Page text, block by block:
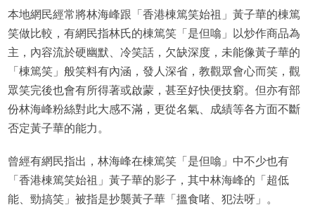
本地網民經常將林海峰跟「香港棟篤笑始祖」黃子華的棟篤
笑做比較，有網民指林氏的棟篤笑「是但噏」以炒作商品為
主，內容流於硬幽默、冷笑話，欠缺深度，未能像黃子華的
「棟篤笑」般笑料有內涵，發人深省，教觀眾會心而笑，觀
眾笑完後也會有所得著或啟蒙，甚至好快便技窮。但亦有部
份林海峰粉絲對此大感不滿，更從名氣、成績等各方面不斷
否定黃子華的能力。
曾經有網民指出，林海峰在棟篤笑「是但噏」中不少也有
「香港棟篤笑始祖」黃子華的影子，其中林海峰的「超低
能、勁搞笑」被指是抄襲黃子華「搵食啫、犯法呀」。